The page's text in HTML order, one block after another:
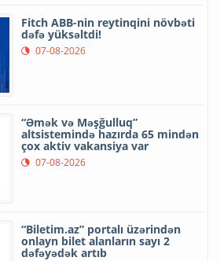
Fitch ABB-nin reytinqini növbəti
dəfə yüksəltdi!
07-08-2026
“Əmək və Məşğulluq”
altsistemində hazırda 65 mindən
çox aktiv vakansiya var
07-08-2026
“Biletim.az” portalı üzərindən
onlayn bilet alanların sayı 2
dəfəyədək artıb